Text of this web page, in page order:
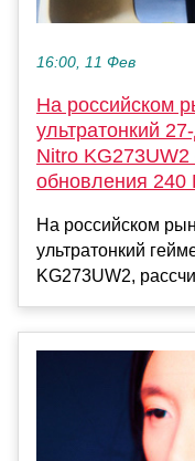
16:00, 11 Фев
На российском
ультратонкий
Nitro KG273UW2
обновления 240
На российском
ультратонкий
KG273UW2,